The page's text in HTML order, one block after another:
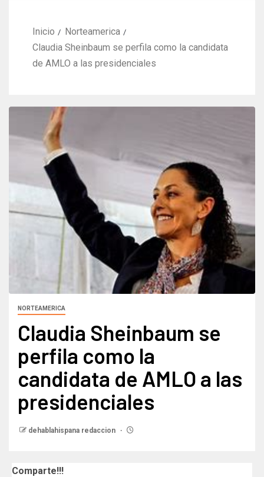
Inicio
Norteamerica
Claudia Sheinbaum se perfila como la candidata
de AMLO a las presidenciales
NORTEAMERICA
Claudia Sheinbaum se
perfila como la
candidata de AMLO a las
presidenciales
dehablahispana redaccion
Comparte!!!